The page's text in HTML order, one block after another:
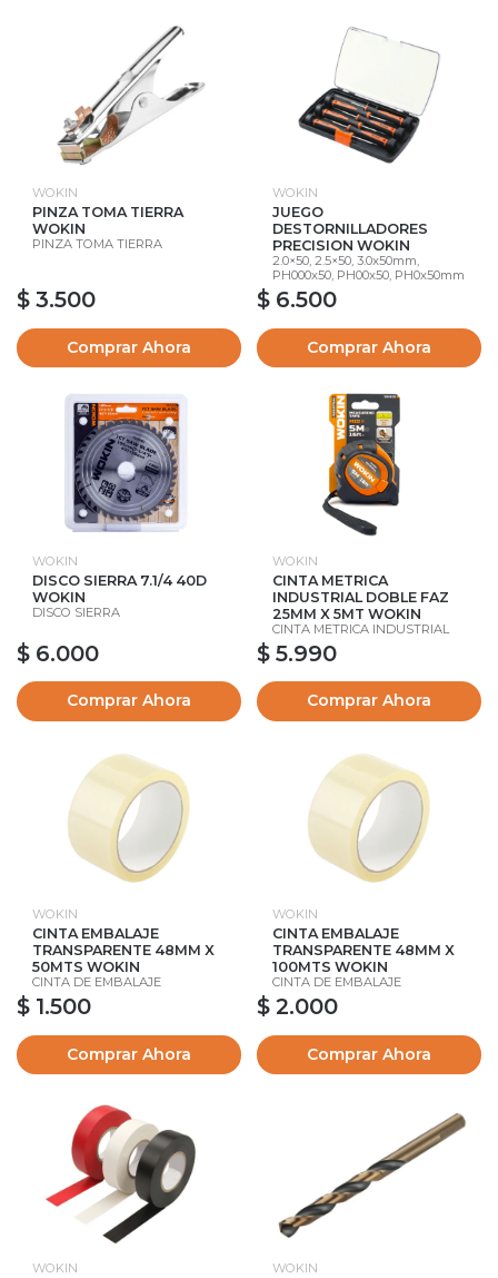
WOKIN
PINZA TOMA TIERRA
WOKIN
PINZA TOMA TIERRA
$ 3.500
Comprar Ahora
WOKIN
JUEGO
DESTORNILLADORES
PRECISION WOKIN
2.0×50, 2.5×50, 3.0x50mm,
PH000x50, PH00x50, PH0x50mm
$ 6.500
Comprar Ahora
WOKIN
DISCO SIERRA 7.1/4 40D
WOKIN
DISCO SIERRA
$ 6.000
Comprar Ahora
WOKIN
CINTA METRICA
INDUSTRIAL DOBLE FAZ
25MM X 5MT WOKIN
CINTA METRICA INDUSTRIAL
$ 5.990
Comprar Ahora
WOKIN
CINTA EMBALAJE
TRANSPARENTE 48MM X
50MTS WOKIN
CINTA DE EMBALAJE
$ 1.500
Comprar Ahora
WOKIN
CINTA EMBALAJE
TRANSPARENTE 48MM X
100MTS WOKIN
CINTA DE EMBALAJE
$ 2.000
Comprar Ahora
WOKIN WOKIN